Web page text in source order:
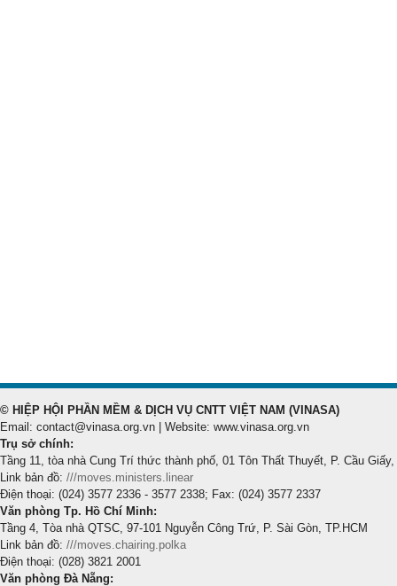
© HIỆP HỘI PHẦN MỀM & DỊCH VỤ CNTT VIỆT NAM (VINASA)
Email: contact@vinasa.org.vn | Website: www.vinasa.org.vn
Trụ sở chính:
Tầng 11, tòa nhà Cung Trí thức thành phố, 01 Tôn Thất Thuyết, P. Cầu Giấy,
Link bản đồ: ///moves.ministers.linear
Điện thoại: (024) 3577 2336 - 3577 2338; Fax: (024) 3577 2337
Văn phòng Tp. Hồ Chí Minh:
Tầng 4, Tòa nhà QTSC, 97-101 Nguyễn Công Trứ, P. Sài Gòn, TP.HCM
Link bản đồ: ///moves.chairing.polka
Điện thoại: (028) 3821 2001
Văn phòng Đà Nẵng: